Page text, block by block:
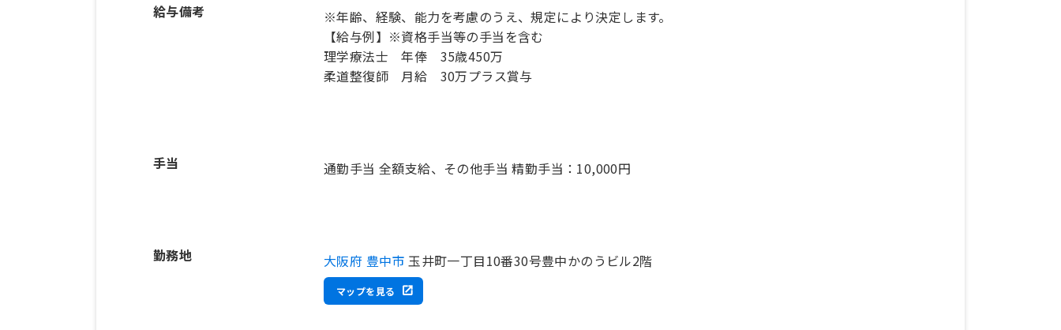
給与備考
※年齢、経験、能力を考慮のうえ、規定により決定します。
【給与例】※資格手当等の手当を含む
理学療法士 年俸 35歳450万
柔道整復師 月給 30万プラス賞与
手当 通勤手当 全額支給、その他手当 精勤手当：10,000円
勤務地 大阪府 豊中市 玉井町一丁目10番30号豊中かのうビル2階
マップを見る